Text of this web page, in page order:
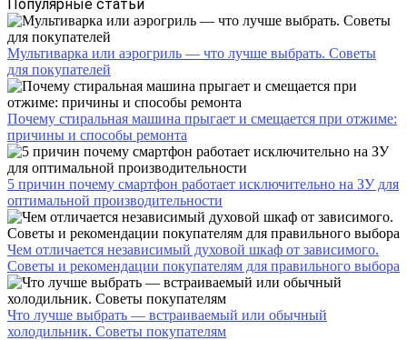
Популярные статьи
Мультиварка или аэрогриль — что лучше выбрать. Советы
для покупателей
Почему стиральная машина прыгает и смещается при отжиме:
причины и способы ремонта
5 причин почему смартфон работает исключительно на ЗУ для
оптимальной производительности
Чем отличается независимый духовой шкаф от зависимого.
Советы и рекомендации покупателям для правильного выбора
Что лучше выбрать — встраиваемый или обычный
холодильник. Советы покупателям